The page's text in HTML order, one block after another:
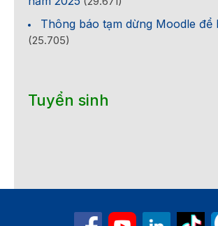
Thông báo tạm dừng Moodle để
(25.705)
Tuyển sinh